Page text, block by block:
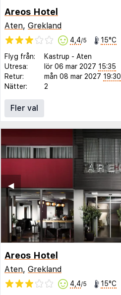
Areos Hotel
Aten, Grekland
4,4/5 15°C
Flyg från: Kastrup - Aten
Utresa:
lör 06 mar 2027 15:35
Retur:
mån 08 mar 2027 19:30
Nätter:
2
Fler val
◀︎
Areos Hotel
Aten, Grekland
4,4/5 15°C